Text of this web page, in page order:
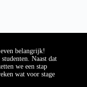
belangrijk!
Naast dat
we een stap
wat voor stage